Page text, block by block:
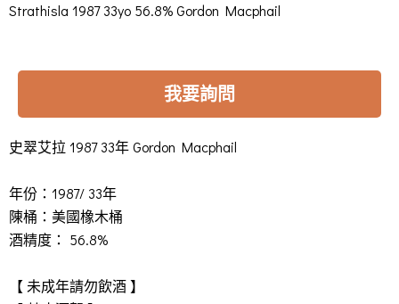
Strathisla 1987 33yo 56.8% Gordon Macphail
我要詢問
史翠艾拉 1987 33年 Gordon Macphail
年份：1987/ 33年
陳桶：美國橡木桶
酒精度： 56.8%
【 未成年請勿飲酒 】